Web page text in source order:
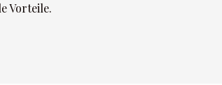
Vorteile.